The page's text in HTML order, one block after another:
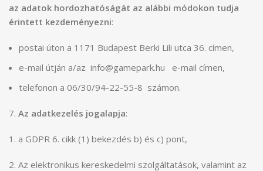
az adatok hordozhatóságát az alábbi módokon tudja
érintett kezdeményezni:
postai úton a 1171 Budapest Berki Lili utca 36. címen,
e-mail útján a/az info@gamepark.hu e-mail címen,
telefonon a 06/30/94-22-55-8 számon.
7. Az adatkezelés jogalapja:
1. a GDPR 6. cikk (1) bekezdés b) és c) pont,
2. Az elektronikus kereskedelmi szolgáltatások, valamint az